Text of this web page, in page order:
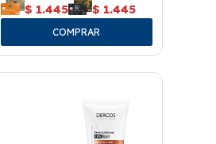
$ 1.445 $ 1.445